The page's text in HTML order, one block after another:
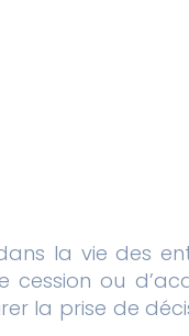
la vie des
ou
la prise de